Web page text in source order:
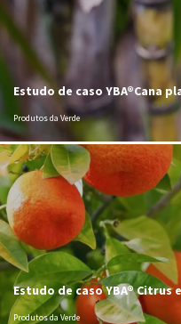
Estudo de caso YBA®Cana
Produtos da Verde
Estudo de caso YBA® Citrus
Produtos da Verde